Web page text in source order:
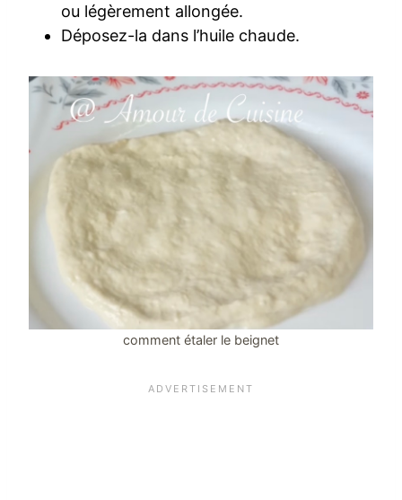
ou légèrement allongée.
Déposez-la dans l’huile chaude.
comment étaler le beignet